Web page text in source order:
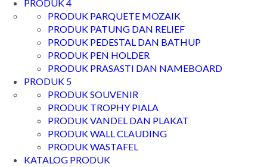
PRODUK 4
PRODUK PARQUETE MOZAIK
PRODUK PATUNG DAN RELIEF
PRODUK PEDESTAL DAN BATHUP
PRODUK PEN HOLDER
PRODUK PRASASTI DAN NAMEBOARD
PRODUK 5
PRODUK SOUVENIR
PRODUK TROPHY PIALA
PRODUK VANDEL DAN PLAKAT
PRODUK WALL CLAUDING
PRODUK WASTAFEL
KATALOG PRODUK